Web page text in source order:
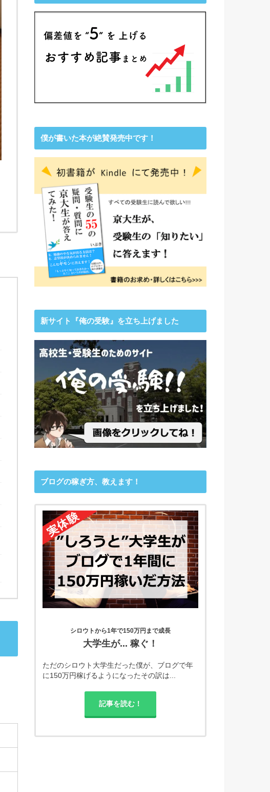
僕が書いた本が絶賛発売中です！
新サイト『俺の受験』を立ち上げました
ブログの稼ぎ方、教えます！
シロウトから1年で150万円まで成長
大学生が... 稼ぐ！
ただのシロウト大学生だった僕が、ブログで年
に150万円稼げるようになったその訳は...
記事を読む！